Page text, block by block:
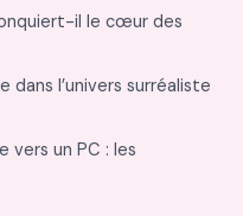
il le cœur des
dans l’univers surréaliste
vers un PC : les